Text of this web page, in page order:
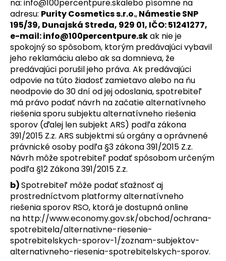
na: info@100percentpure.skalebo písomne na
adresu: Purity Cosmetics s.r.o.,Námestie SNP
195/39, Dunajská Streda, 929 01, IČO: 51241277,
e-mail:info@100percentpure.skak nie je
spokojný so spôsobom, ktorým predávajúci vybavil
jeho reklamáciu alebo ak sa domnieva, že
predávajúci porušil jeho práva. Ak predávajúci
odpovie na túto žiadosť zamietavo alebo na ňu
neodpovie do 30 dní od jej odoslania, spotrebiteľ
má právo podať návrh na začatie alternatívneho
riešenia sporu subjektu alternatívneho riešenia
sporov (ďalej len subjekt ARS) podľa zákona
391/2015 Z.z. ARS subjektmi sú orgány a oprávnené
právnické osoby podľa §3 zákona 391/2015 Z.z.
Návrh môže spotrebiteľ podať spôsobom určeným
podľa §12 Zákona 391/2015 Z.z.
b)Spotrebiteľ môže podať sťažnosť aj
prostredníctvom platformy alternatívneho
riešenia sporov RSO, ktorá je dostupná online
na http://www.economy.gov.sk/obchod/ochrana-
spotrebitela/alternativne-riesenie-
spotrebitelskych-sporov-1/zoznam-subjektov-
alternativneho-riesenia-spotrebitelskych-sporov.